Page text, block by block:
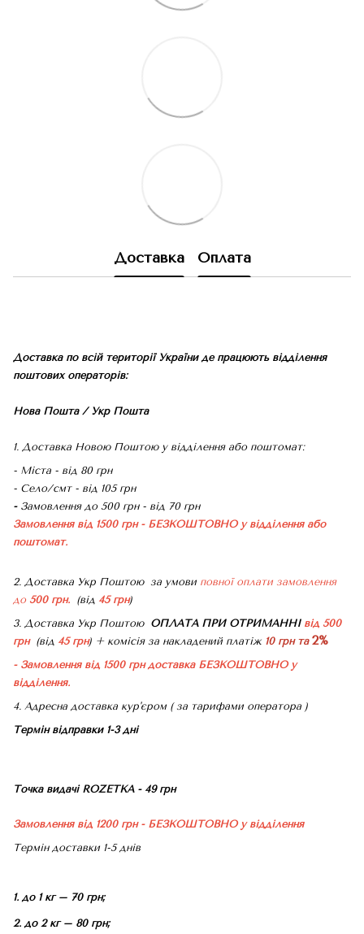
Доставка Оплата
Доставка по всій території України де працюють відділення
поштових операторів:
Нова Пошта / Укр Пошта
1. Доставка Новою Поштою у відділення або поштомат:
- Міста - від 80 грн
- Село/смт - від 105 грн
-Замовлення до 500 грн - від 70 грн
Замовлення від 1500 грн - БЕЗКОШТОВНО у відділення або
поштомат.
2. Доставка Укр Поштою за умови повної оплати замовлення
до 500 грн. (від 45 грн)
3. Доставка Укр ПоштоюОПЛАТА ПРИ ОТРИМАННІ від 500
грн (від 45 грн) + комісія за накладений платіж 10 грн та 2%
- Замовлення від 1500 грн доставка БЕЗКОШТОВНО у
відділення.
4. Адресна доставка кур'єром ( за тарифами оператора )
Термін відправки 1-3 дні
Точка видачі ROZETKA - 49 грн
Замовлення від 1200 грн - БЕЗКОШТОВНО у відділення
Термін доставки 1-5 днів
1. до 1 кг – 70 грн;
2. до 2 кг – 80 грн;